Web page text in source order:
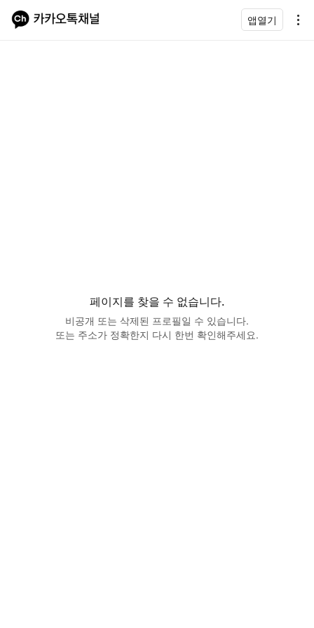
앱열기
페이지를 찾을 수 없습니다.
비공개 또는 삭제된 프로필일 수 있습니다.
또는 주소가 정확한지 다시 한번 확인해주세요.